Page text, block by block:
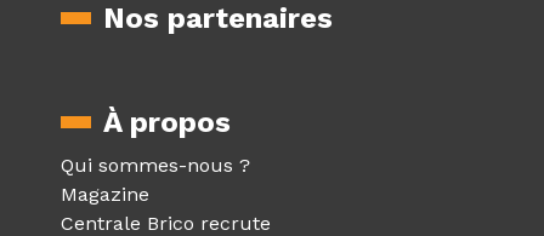
Nos partenaires
À propos
Qui sommes-nous ?
Magazine
Centrale Brico recrute